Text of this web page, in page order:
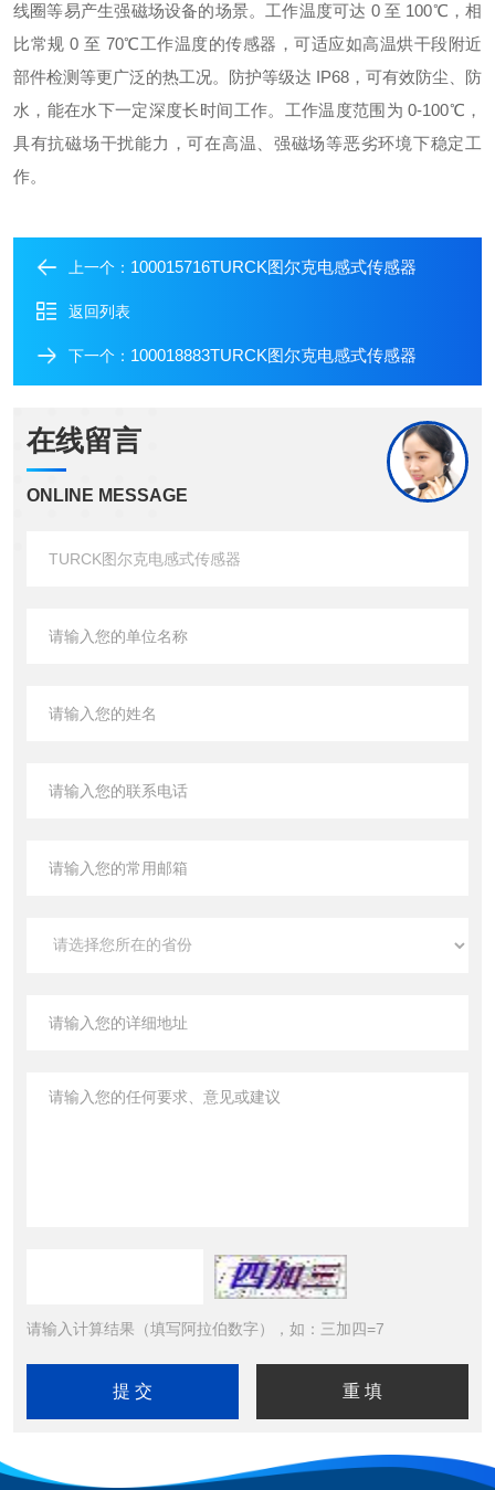
线圈等易产生强磁场设备的场景。工作温度可达 0 至 100℃，相
比常规 0 至 70℃工作温度的传感器，可适应如高温烘干段附近
部件检测等更广泛的热工况。 防护等级达 IP68，可有效防尘、防
水，能在水下一定深度长时间工作。工作温度范围为 0-100℃，
具有抗磁场干扰能力，可在高温、强磁场等恶劣环境下稳定工
作。
上一个： 100015716TURCK图尔克电感式传感器
返回列表
下一个： 100018883TURCK图尔克电感式传感器
在线留言
ONLINE MESSAGE
请输入计算结果（填写阿拉伯数字），如：三加四=7